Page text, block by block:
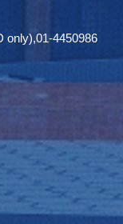
only),01-4450986